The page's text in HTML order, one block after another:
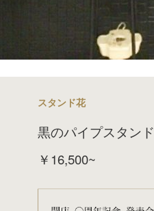
スタンド花
黒のパイプスタンド
￥16,500~